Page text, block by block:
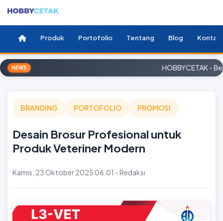
Produk Portofolio Tentang Blog Kontak
NEWS HOBBYCETAK -
BRANDING PORTOFOLIO PROMOSI
Desain Brosur Profesional untuk
Produk Veteriner Modern
Kamis, 23 Oktober 2025 06.01 - Redaksi